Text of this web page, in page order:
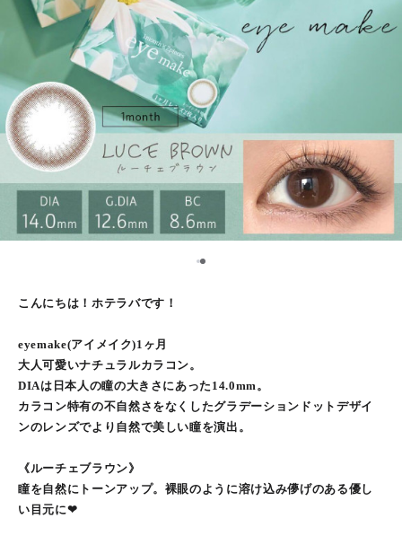
1
こんにちは！ホテラバです！
eyemake(アイメイク)1ヶ月
大人可愛いナチュラルカラコン。
DIAは日本人の瞳の大きさにあった14.0mm。
カラコン特有の不自然さをなくしたグラデーションドットデザイ
ンのレンズでより自然で美しい瞳を演出。
《ルーチェブラウン》
瞳を自然にトーンアップ。裸眼のように溶け込み儚げのある優し
い目元に❤︎